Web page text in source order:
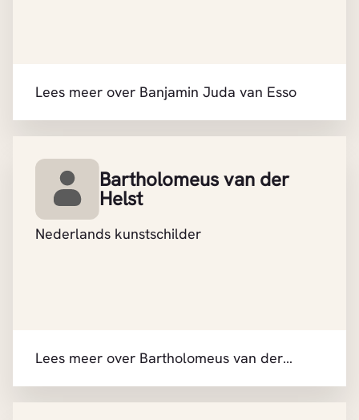
Lees meer over Banjamin Juda van Esso
Bartholomeus van der
Helst
Nederlands kunstschilder
Lees meer over Bartholomeus van der